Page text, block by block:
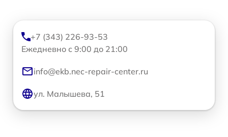
+7 (343) 226-93-53
Ежедневно с 9:00 до 21:00
info@ekb.nec-repair-center.ru
ул. Малышева, 51